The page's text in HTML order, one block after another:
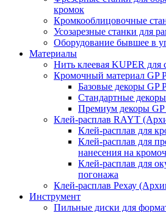
кромок
Кромкооблицовочные
Усозарезные станки для
Оборудование бывшее в
Материалы
Нить клеевая KUPER
Кромочный материал GP
Базовые декоры GP
Стандартные
Премиум декоры GP
Клей-расплав RAYT
Клей-расплав для
Клей-расплав для
нанесения на
Клей-расплав для
погонажа
Клей-расплав Рехау
Инструмент
Пильные диски для